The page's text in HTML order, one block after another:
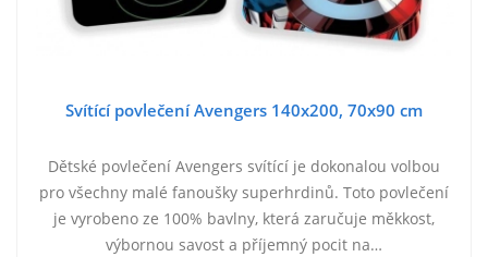
Svítící povlečení Avengers 140x200, 70x90 cm
Dětské povlečení Avengers svítící je dokonalou volbou
pro všechny malé fanoušky superhrdinů. Toto povlečení
je vyrobeno ze 100% bavlny, která zaručuje měkkost,
výbornou savost a příjemný pocit na…